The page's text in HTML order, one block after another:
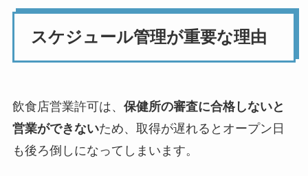
スケジュール管理が重要な理由
飲食店営業許可は、 保健所の審査に合格しないと
営業ができないため、取得が遅れるとオープン日
も後ろ倒しになってしまいます。